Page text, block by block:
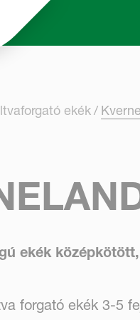
ekék
ekék
forgató ekék 3-5